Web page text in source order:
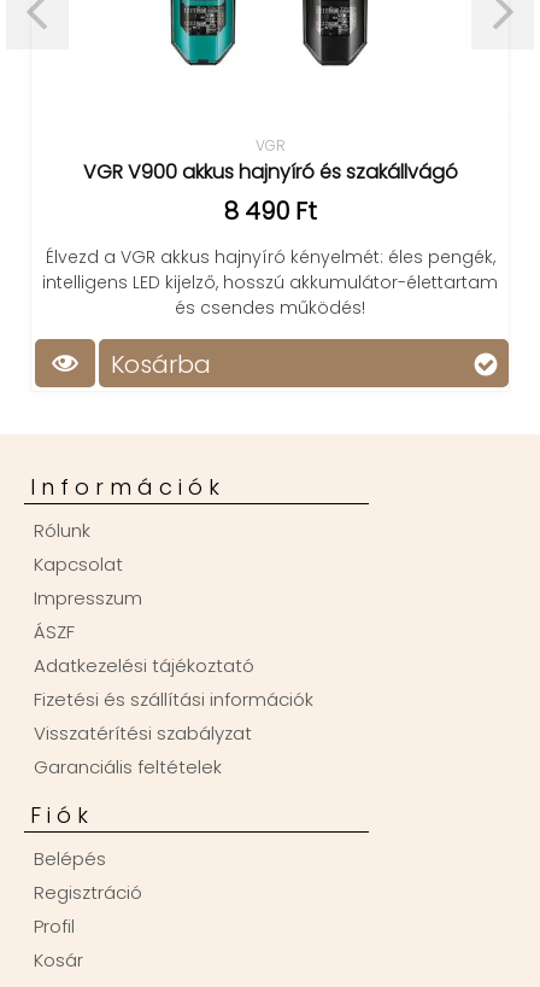
VGR
VGR V900 akkus hajnyíró és szakállvágó
8 490 Ft
Élvezd a VGR akkus hajnyíró kényelmét: éles pengék,
intelligens LED kijelző, hosszú akkumulátor-élettartam
és csendes működés!
Kosárba
Információk
Rólunk
Kapcsolat
Impresszum
ÁSZF
Adatkezelési tájékoztató
Fizetési és szállítási információk
Visszatérítési szabályzat
Garanciális feltételek
Fiók
Belépés
Regisztráció
Profil
Kosár